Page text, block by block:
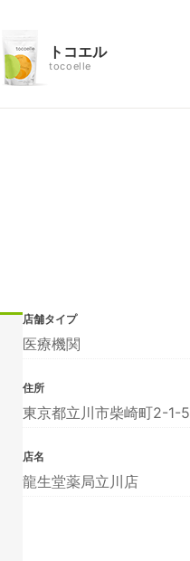
トコエル
tocoelle
店舗タイプ
医療機関
住所
東京都立川市柴崎町2-1-5
店名
龍生堂薬局立川店